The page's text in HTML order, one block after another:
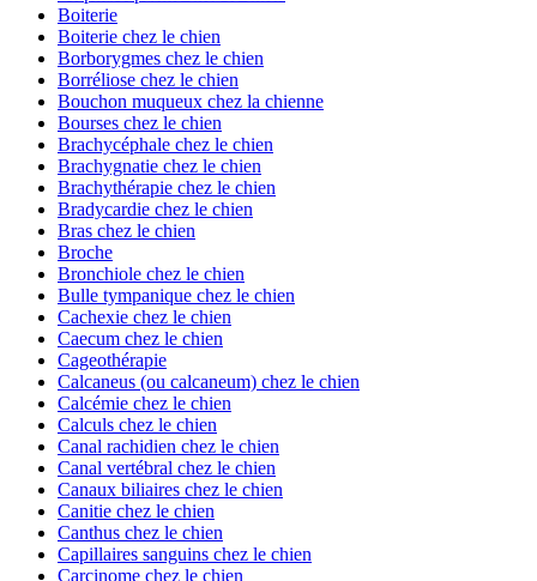
Boiterie
Boiterie chez le chien
Borborygmes chez le chien
Borréliose chez le chien
Bouchon muqueux chez la chienne
Bourses chez le chien
Brachycéphale chez le chien
Brachygnatie chez le chien
Brachythérapie chez le chien
Bradycardie chez le chien
Bras chez le chien
Broche
Bronchiole chez le chien
Bulle tympanique chez le chien
Cachexie chez le chien
Caecum chez le chien
Cageothérapie
Calcaneus (ou calcaneum) chez le chien
Calcémie chez le chien
Calculs chez le chien
Canal rachidien chez le chien
Canal vertébral chez le chien
Canaux biliaires chez le chien
Canitie chez le chien
Canthus chez le chien
Capillaires sanguins chez le chien
Carcinome chez le chien